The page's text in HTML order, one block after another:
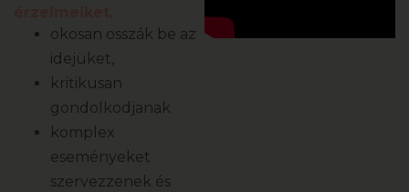
okosan osszák be az
idejüket,
kritikusan
gondolkodjanak
komplex
eseményeket
szervezzenek és